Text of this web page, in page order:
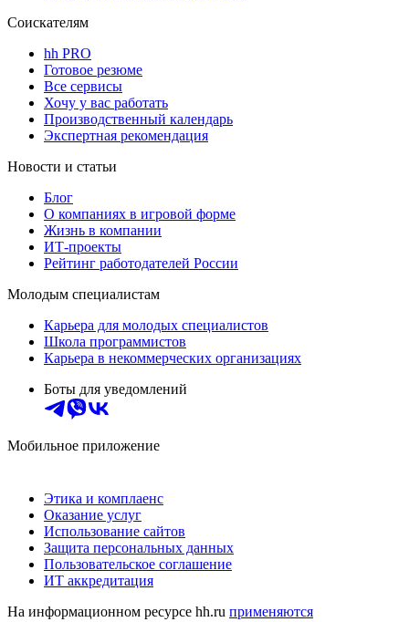
Соискателям
hh PRO
Готовое резюме
Все сервисы
Хочу у вас работать
Производственный календарь
Экспертная рекомендация
Новости и статьи
Блог
О компаниях в игровой форме
Жизнь в компании
ИТ-проекты
Рейтинг работодателей России
Молодым специалистам
Карьера для молодых специалистов
Школа программистов
Карьера в некоммерческих организациях
Боты для уведомлений
Мобильное приложение
Этика и комплаенс
Оказание услуг
Использование сайтов
Защита персональных данных
Пользовательское соглашение
ИТ аккредитация
На информационном ресурсе hh.ru применяются